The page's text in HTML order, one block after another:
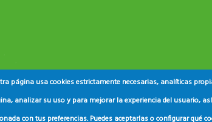
página usa cookies estrictamente necesarias, analíticas
analizar su uso y para mejorar la experiencia del usuario,
con tus preferencias. Puedes aceptarlas o configurar qué